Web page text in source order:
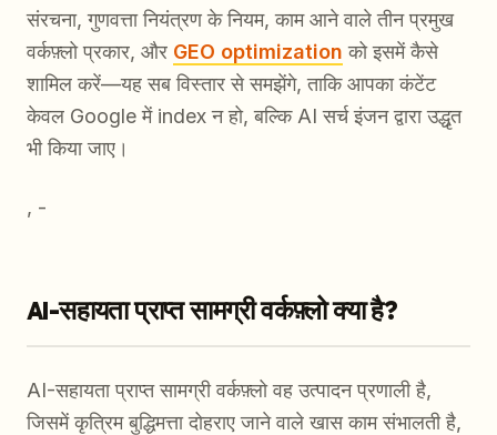
संरचना, गुणवत्ता नियंत्रण के नियम, काम आने वाले तीन प्रमुख
वर्कफ़्लो प्रकार, और GEO optimization को इसमें कैसे
शामिल करें—यह सब विस्तार से समझेंगे, ताकि आपका कंटेंट
केवल Google में index न हो, बल्कि AI सर्च इंजन द्वारा उद्धृत
भी किया जाए।
, -
AI-सहायता प्राप्त सामग्री वर्कफ़्लो क्या है?
AI-सहायता प्राप्त सामग्री वर्कफ़्लो वह उत्पादन प्रणाली है,
जिसमें कृत्रिम बुद्धिमत्ता दोहराए जाने वाले खास काम संभालती है,